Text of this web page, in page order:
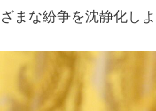
まな紛争を沈静化し